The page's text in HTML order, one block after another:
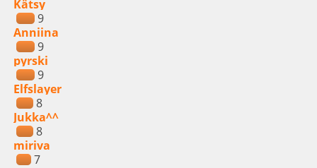
Kätsy
9
Anniina
9
pyrski
9
Elfslayer
8
Jukka^^
8
miriva
7